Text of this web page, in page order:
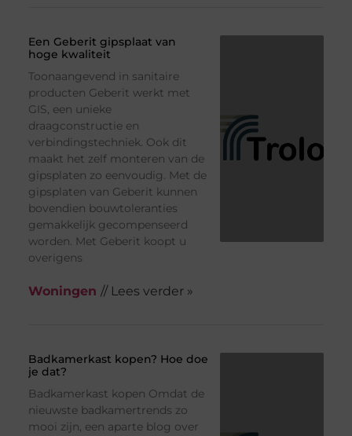
Een Geberit gipsplaat van
hoge kwaliteit
Toonaangevend in sanitaire
producten Geberit werkt met
GIS, een unieke
draagconstructie en
verbindingstechniek. Ook dit
maakt het zelf monteren van de
gipsplaten zo eenvoudig. Met de
gipsplaten van Geberit kunnen
bovendien bouwtoleranties
gemakkelijk gecompenseerd
worden. Met Geberit koopt u
overigens
Woningen // Lees verder »
Badkamerkast kopen? Hoe doe
je dat?
Badkamerkast kopen Omdat de
nieuwste badkamertrends zo
mooi zijn, een aparte blog over